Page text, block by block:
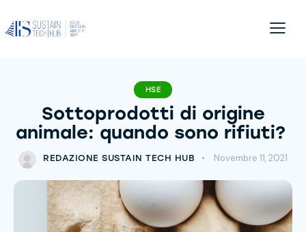
HSE
Sottoprodotti di origine
animale: quando sono rifiuti?
REDAZIONE SUSTAIN TECH HUB Novembre 11, 2021